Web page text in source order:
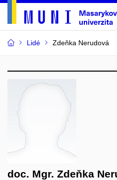
Lidé Zdeňka Nerudová
doc. Mgr. Zdeňka